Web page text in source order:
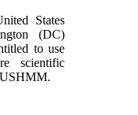
States
(DC)
to use
scientific
USHMM.